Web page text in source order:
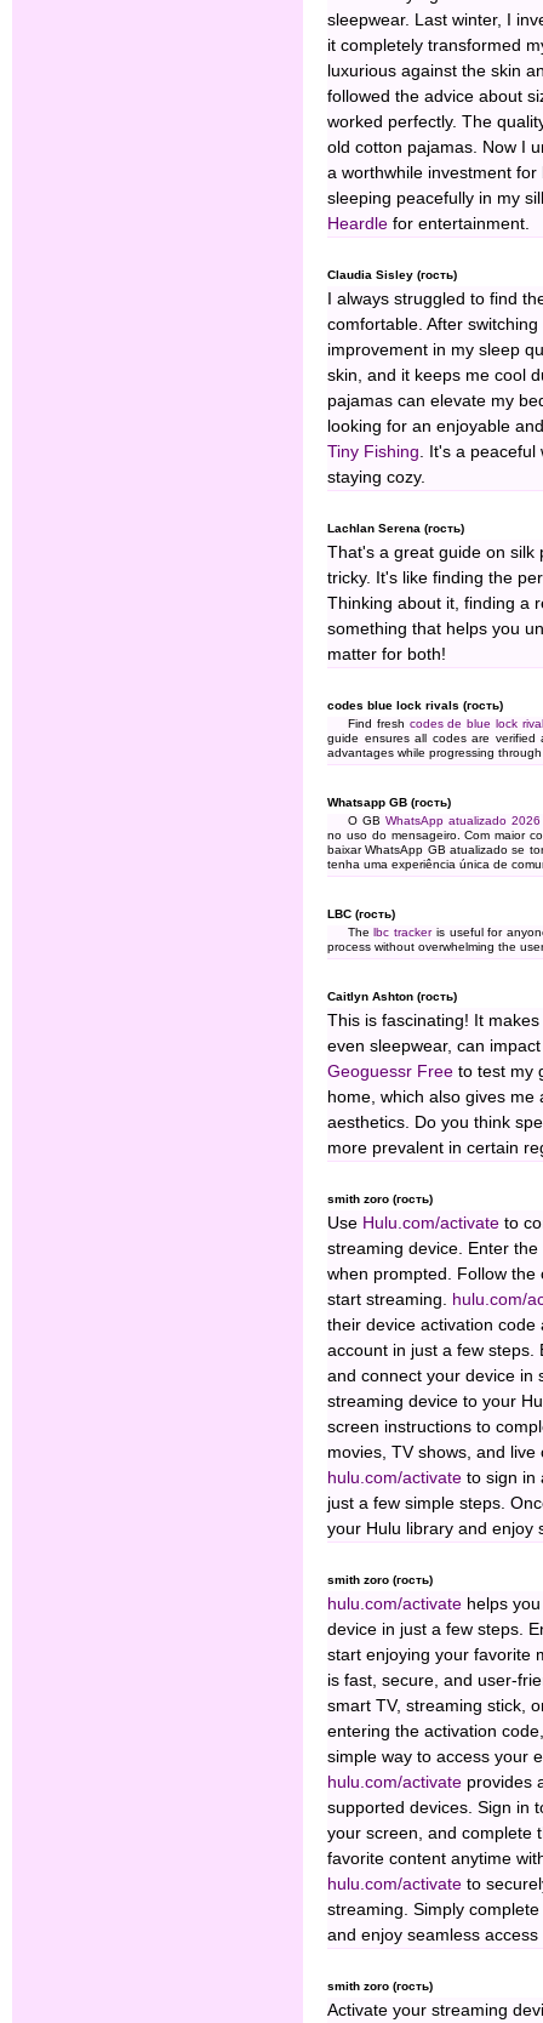
sleepwear. Last winter, I
it completely transformed
luxurious against the skin
followed the advice about
worked perfectly. The
old cotton pajamas. Now I
a worthwhile investment
sleeping peacefully in my
Heardle for entertainment.
Claudia Sisley (гость)
I always struggled to find
comfortable. After
improvement in my sleep
skin, and it keeps me cool
pajamas can elevate my
looking for an enjoyable
Tiny Fishing. It's a peaceful
staying cozy.
Lachlan Serena (гость)
That's a great guide on silk
tricky. It's like finding the
Thinking about it, finding a
something that helps you
matter for both!
codes blue lock rivals (гость)
Find fresh codes de blue lock
guide ensures all codes are verified
advantages while progressing
Whatsapp GB (гость)
O GB WhatsApp atualizado 2026
no uso do mensageiro. Com maior
baixar WhatsApp GB atualizado se
tenha uma experiência única de
LBC (гость)
Thelbc trackeris useful for
process without overwhelming the
Caitlyn Ashton (гость)
This is fascinating! It
even sleepwear, can
Geoguessr Free to test my
home, which also gives
aesthetics. Do you think
more prevalent in certain
smith zoro (гость)
Use Hulu.com/activate to
streaming device. Enter
when prompted. Follow
start streaming. hulu.com/
their device activation
account in just a few
and connect your device in
streaming device to your
screen instructions to
movies, TV shows, and
hulu.com/activate to sign in
just a few simple steps.
your Hulu library and enjoy
smith zoro (гость)
hulu.com/activate helps
device in just a few steps.
start enjoying your favorite
is fast, secure, and user-
smart TV, streaming stick,
entering the activation
simple way to access your
hulu.com/activate provides
supported devices. Sign in
your screen, and complete
favorite content anytime
hulu.com/activate to
streaming. Simply
and enjoy seamless
smith zoro (гость)
Activate your streaming